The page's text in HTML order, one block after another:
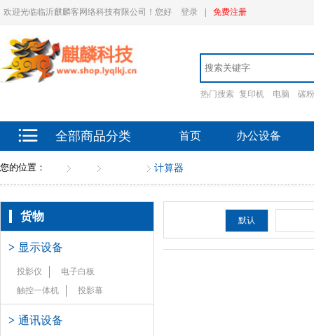
欢迎光临临沂麒麟客网络科技有限公司！您好 登录 免费注册
热门搜索 复印机 电脑 碳粉
全部商品分类 首页 办公设备
您的位置： 计算器
货物
> 显示设备
投影仪
电子白板
触控一体机
投影幕
> 通讯设备
默认